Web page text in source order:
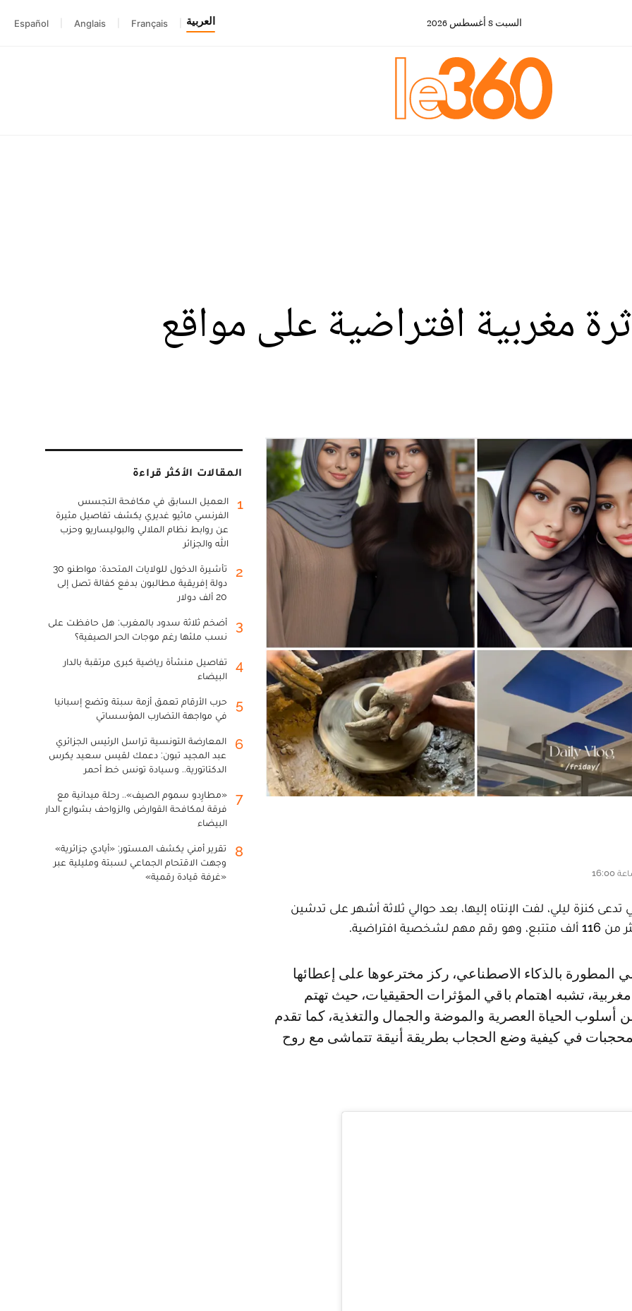
السبت 8 أغسطس 2026 العربية Français
Anglais
Español
مغربية افتراضية على مواقع
كنزة ليلي، لفت الإنتاه إليها، بعد حوالي ثلاثة أشهر على تدشين
تشبه اهتمام باقي المؤثرات الحقيقيات، حيث تهتم
أسلوب الحياة العصرية والموضة والجمال والتغذية، كما تقدم
في كيفية وضع الحجاب بطريقة أنيقة تتماشى مع روح
المقالات الأكثر قراءة
1
العميل السابق في مكافحة التجسس
الفرنسي ماثيو غديري يكشف تفاصيل مثيرة
عن روابط نظام الملالي والبوليساريو وحزب
الله والجزائر
2
تأشيرة الدخول للولايات المتحدة: مواطنو 30
دولة إفريقية مطالبون بدفع كفالة تصل إلى
20 ألف دولار
3
أضخم ثلاثة سدود بالمغرب: هل حافظت على
نسب ملئها رغم موجات الحر الصيفية؟
4
تفاصيل منشأة رياضية كبرى مرتقبة بالدار
البيضاء
5
حرب الأرقام تعمق أزمة سبتة وتضع إسبانيا
في مواجهة التضارب المؤسساتي
6
المعارضة التونسية تراسل الرئيس الجزائري
عبد المجيد تبون: دعمك لقيس سعيد يكرس
الدكتاتورية.. وسيادة تونس خط أحمر
7
«مطارِدو سموم الصيف».. رحلة ميدانية مع
فرقة لمكافحة القوارض والزواحف بشوارع الدار
البيضاء
8
تقرير أمني يكشف المستور: «أيادي جزائرية»
وجهت الاقتحام الجماعي لسبتة ومليلية عبر
«غرفة قيادة رقمية»